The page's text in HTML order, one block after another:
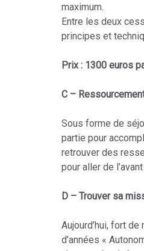
maximum.
Entre les deux
principes et
Prix : 1300 euros
C –
Sous forme de
partie pour
retrouver des
pour aller de
D – Trouver sa
Aujourd’hui, fort
d’années «